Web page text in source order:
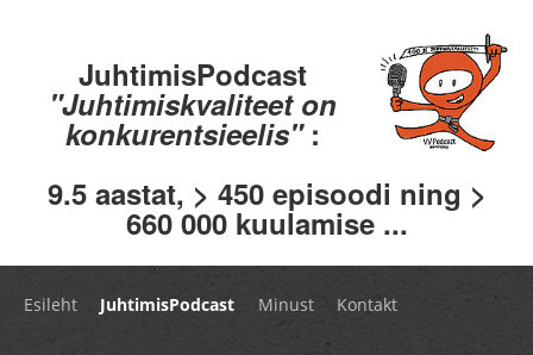
JuhtimisPodcast
"Juhtimiskvaliteet on
konkurentsieelis" :
9.5 aastat, > 450 episoodi ning >
660 000 kuulamise ...
Esileht JuhtimisPodcast Minust Kontakt